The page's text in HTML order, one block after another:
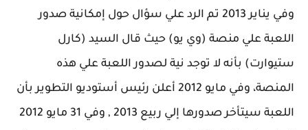
وفي يناير 2013 تم الرد علي سؤال حول إمكانية صدور
اللعبة علي منصة (وي يو) حيث قال السيد (كارل
ستيوارت) بأنه لا توجد نية لصدور اللعبة علي هذه
المنصة، وفي مايو 2012 أعلن رئيس أستوديو التطوير بأن
اللعبة سيتأخر صدورها إلي ربيع 2013 , وفي 31 مايو 2012